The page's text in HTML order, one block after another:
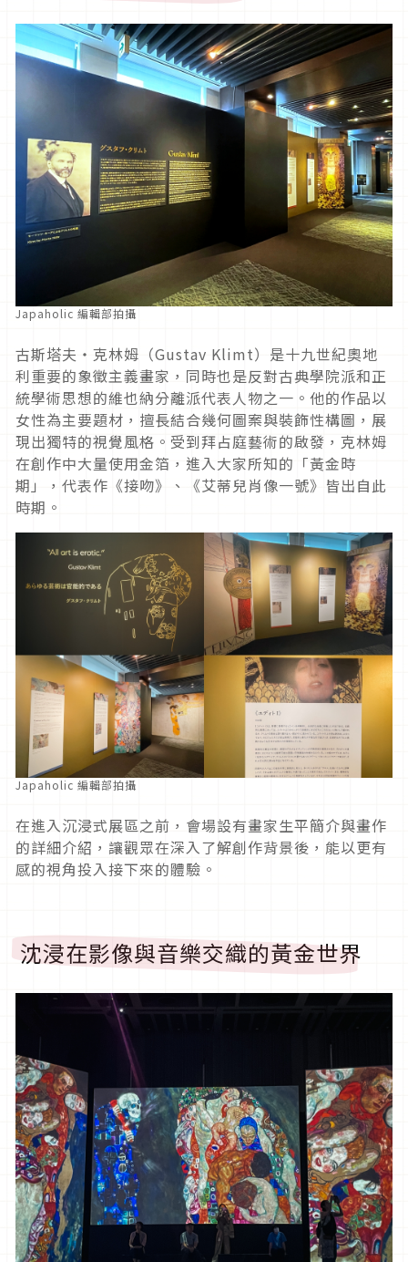
Japaholic 編輯部拍攝
古斯塔夫・克林姆（Gustav Klimt）是十九世紀奧地
利重要的象徵主義畫家，同時也是反對古典學院派和正
統學術思想的維也納分離派代表人物之一。他的作品以
女性為主要題材，擅長結合幾何圖案與裝飾性構圖，展
現出獨特的視覺風格。受到拜占庭藝術的啟發，克林姆
在創作中大量使用金箔，進入大家所知的「黃金時
期」，代表作《接吻》、《艾蒂兒肖像一號》皆出自此
時期。
Japaholic 編輯部拍攝
在進入沉浸式展區之前，會場設有畫家生平簡介與畫作
的詳細介紹，讓觀眾在深入了解創作背景後，能以更有
感的視角投入接下來的體驗。
沈浸在影像與音樂交織的黃金世界